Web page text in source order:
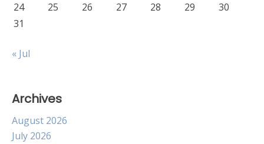
24
25 26 27 28 29
30
31
« Jul
Archives
August 2026
July 2026